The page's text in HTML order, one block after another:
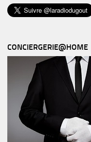
CONCIERGERIE@HOME